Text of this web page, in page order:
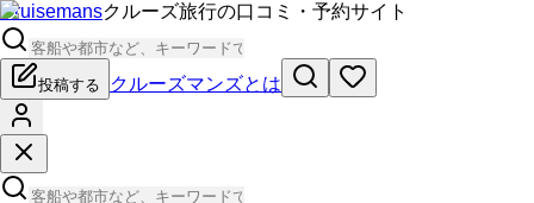
Cruisemansクルーズ旅行の口コミ・予約サイト
投稿する クルーズマンズとは